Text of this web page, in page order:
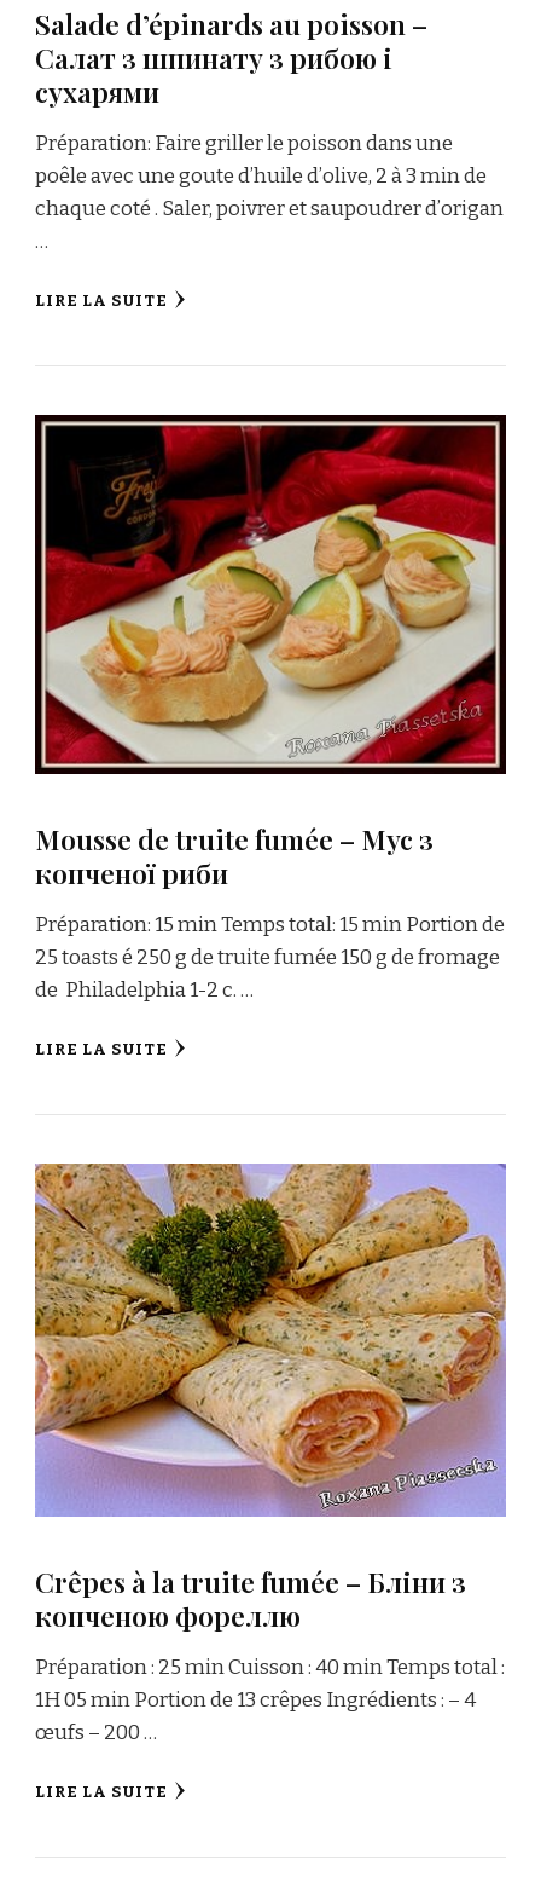
Salade d’épinards au poisson –
Салат з шпинату з рибою і
сухарями
Préparation: Faire griller le poisson dans une
poêle avec une goute d’huile d’olive, 2 à 3 min de
chaque coté . Saler, poivrer et saupoudrer d’origan
…
LIRE LA SUITE
Mousse de truite fumée – Мус з
копченої риби
Préparation: 15 min Temps total: 15 min Portion de
25 toasts é 250 g de truite fumée 150 g de fromage
de Philadelphia 1-2 c. …
LIRE LA SUITE
Crêpes à la truite fumée – Бліни з
копченою фореллю
Préparation : 25 min Cuisson : 40 min Temps total :
1H 05 min Portion de 13 crêpes Ingrédients : – 4
œufs – 200 …
LIRE LA SUITE